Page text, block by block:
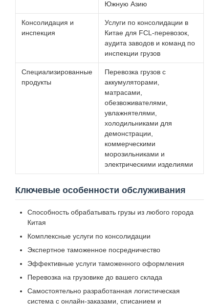
Южную Азию
Консолидация и
инспекция
Услуги по консолидации в
Китае для FCL-перевозок,
аудита заводов и команд по
инспекции грузов
Специализированные
продукты
Перевозка грузов с
аккумуляторами,
матрасами,
обезвоживателями,
увлажнятелями,
холодильниками для
демонстрации,
коммерческими
морозильниками и
электрическими изделиями
Ключевые особенности обслуживания
Способность обрабатывать грузы из любого города
Китая
Комплексные услуги по консолидации
Экспертное таможенное посредничество
Эффективные услуги таможенного оформления
Перевозка на грузовике до вашего склада
Самостоятельно разработанная логистическая
система с онлайн-заказами, списанием и